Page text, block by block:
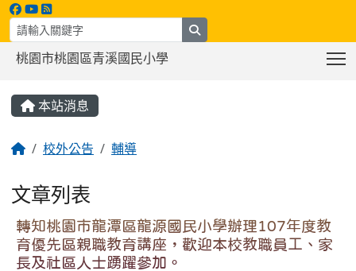
桃園市桃園區青溪國民小學
本站消息
校外公告 輔導
文章列表
轉知桃園市龍潭區龍源國民小學辦理107年度教
育優先區親職教育講座，歡迎本校教職員工、家
長及社區人士踴躍參加。